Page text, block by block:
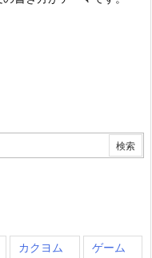
カクヨム ゲーム